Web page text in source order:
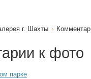
г. Шахты
к фото
парке